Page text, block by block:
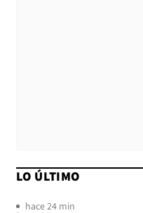
LO ÚLTIMO
hace 24 min